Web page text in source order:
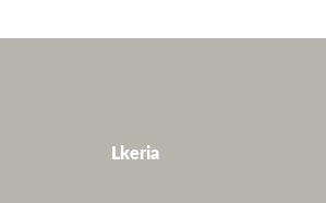
Lkeria